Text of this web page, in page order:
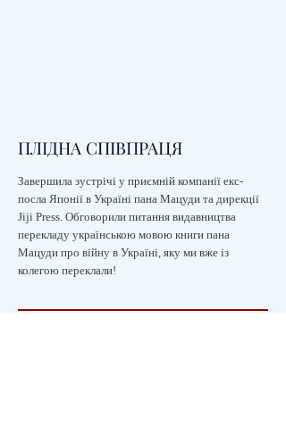
ПЛІДНА СПІВПРАЦЯ
Завершила зустрічі у приємній компанії екс-
посла Японії в Україні пана Мацуди та дирекції
Jiji Press. Обговорили питання видавництва
перекладу українською мовою книги пана
Мацуди про війну в Україні, яку ми вже із
колегою переклали!